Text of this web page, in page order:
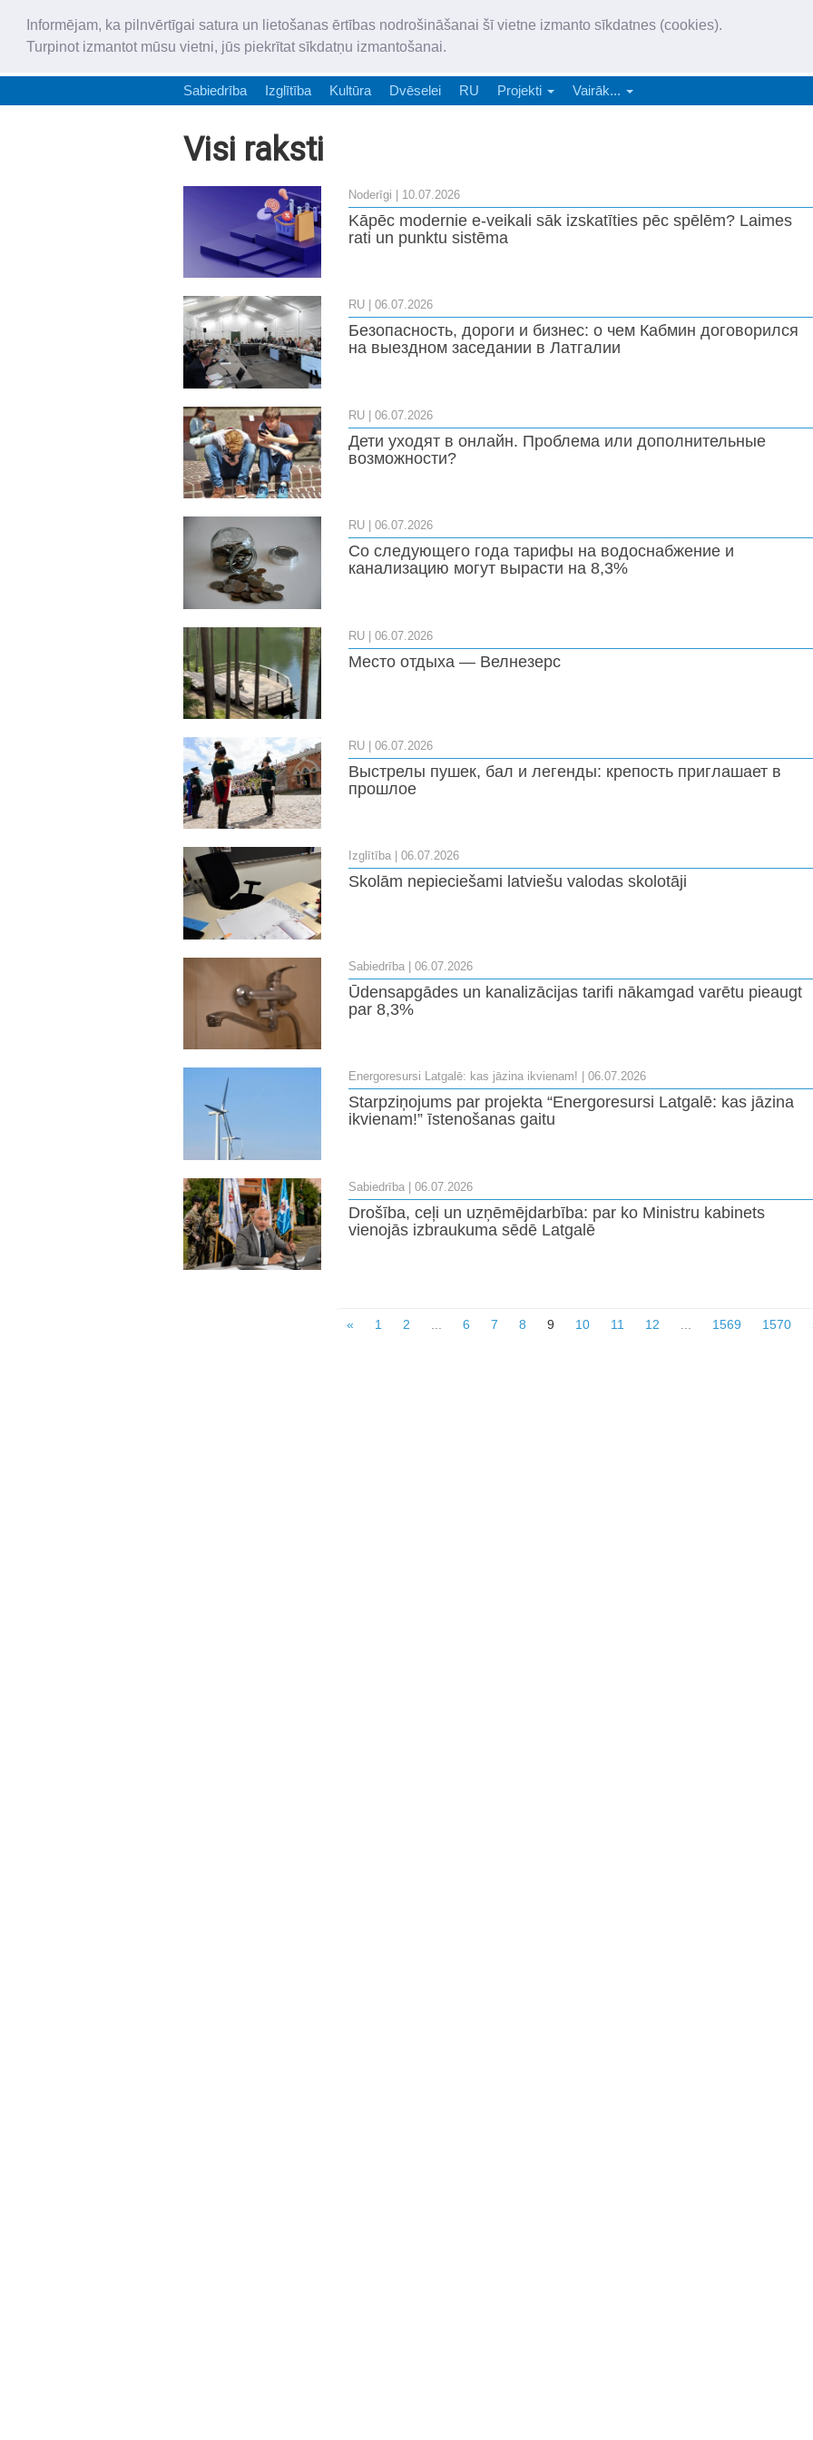
Informējam, ka pilnvērtīgai satura un lietošanas ērtības nodrošināšanai šī vietne izmanto sīkdatnes (cookies).
Turpinot izmantot mūsu vietni, jūs piekrītat sīkdatņu izmantošanai.
„Latgales Laiks” latviešu valodā aptver Daugavpils valstspilsētu,
Sabiedrība Izglītība Kultūra Dvēselei RU Projekti Vairāk...
Visi raksti
Noderīgi | 10.07.2026
Kāpēc modernie e-veikali sāk izskatīties pēc spēlēm? Laimes
rati un punktu sistēma
RU| 06.07.2026
Безопасность, дороги и бизнес: о чем Кабмин договорился
на выездном заседании в Латгалии
RU| 06.07.2026
Дети уходят в онлайн. Проблема или дополнительные
возможности?
RU| 06.07.2026
Со следующего года тарифы на водоснабжение и
канализацию могут вырасти на 8,3%
RU| 06.07.2026
Место отдыха — Велнезерс
RU| 06.07.2026
Выстрелы пушек, бал и легенды: крепость приглашает в
прошлое
Izglītība| 06.07.2026
Skolām nepieciešami latviešu valodas skolotāji
Sabiedrība| 06.07.2026
Ūdensapgādes un kanalizācijas tarifi nākamgad varētu pieaugt
par 8,3%
Energoresursi Latgalē: kas jāzina ikvienam! | 06.07.2026
Starpziņojums par projekta “Energoresursi Latgalē: kas jāzina
ikvienam!” īstenošanas gaitu
Sabiedrība| 06.07.2026
Drošība, ceļi un uzņēmējdarbība: par ko Ministru kabinets
vienojās izbraukuma sēdē Latgalē
« 1 2 6 7 8 9 10 11 12 1569 1570